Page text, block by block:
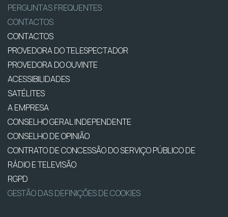
PERGUNTAS FREQUENTES
CONTACTOS
CONTACTOS
PROVEDORA DO TELESPECTADOR
PROVEDORA DO OUVINTE
ACESSIBILIDADES
SATÉLITES
A EMPRESA
CONSELHO GERAL INDEPENDENTE
CONSELHO DE OPINIÃO
CONTRATO DE CONCESSÃO DO SERVIÇO PÚBLICO DE
RÁDIO E TELEVISÃO
RGPD
GESTÃO DAS DEFINIÇÕES DE COOKIES